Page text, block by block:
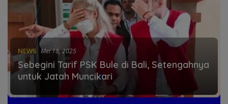
NEWS Mei 18, 2025
Sebegini Tarif PSK Bule di Bali, Setengahnya
untuk Jatah Muncikari